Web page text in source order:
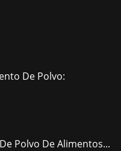
De Polvo:
Polvo De Alimentos...